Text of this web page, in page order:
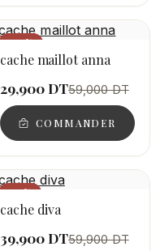
−49%
cache maillot anna
29,900 DT59,000 DT
COMMANDER
−33%
cache diva
39,900 DT59,900 DT